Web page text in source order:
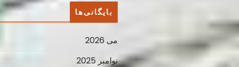
بایگانی‌ها
می 2026
نوامبر 2025